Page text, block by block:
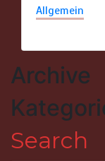
Allgemein
Archive
Search